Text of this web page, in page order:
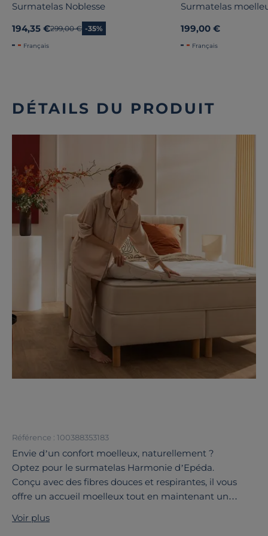
Surmatelas Noblesse
194,35 €Ancien prix
299,00 € -35%
Français
Surmatelas
199,00 €
Français
DÉTAILS DU PRODUIT
Référence : 100388353183
Envie d’un confort moelleux, naturellement ?
Optez pour le surmatelas Harmonie d’Epéda.
Conçu avec des fibres douces et respirantes, il vous
offre un accueil moelleux tout en maintenant un
Un confort sur-mesure, sans traitement ajouté, pour
Voir plus